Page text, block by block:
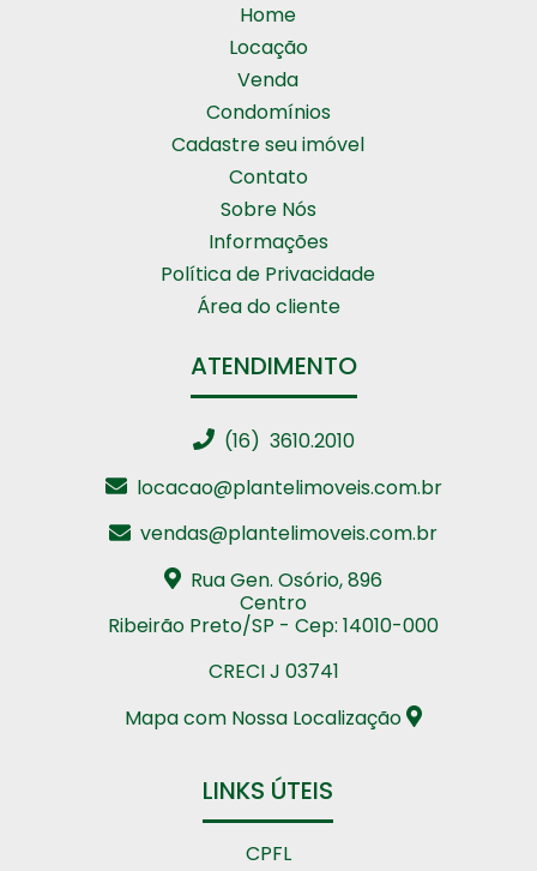
Home
Locação
Venda
Condomínios
Cadastre seu imóvel
Contato
Sobre Nós
Informações
Política de Privacidade
Área do cliente
ATENDIMENTO
(16) 3610.2010
locacao@plantelimoveis.com.br
vendas@plantelimoveis.com.br
Rua Gen. Osório, 896
Centro
Ribeirão Preto/SP - Cep: 14010-000
CRECI J 03741
Mapa com Nossa Localização
LINKS ÚTEIS
CPFL